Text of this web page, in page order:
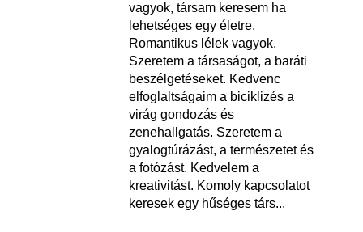
vagyok, társam keresem ha
lehetséges egy életre.
Romantikus lélek vagyok.
Szeretem a társaságot, a baráti
beszélgetéseket. Kedvenc
elfoglaltságaim a biciklizés a
virág gondozás és
zenehallgatás. Szeretem a
gyalogtúrázást, a természetet és
a fotózást. Kedvelem a
kreativitást. Komoly kapcsolatot
keresek egy hűséges társ...